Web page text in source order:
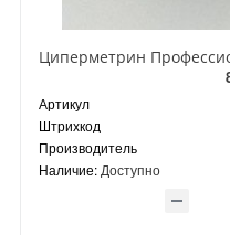
Артикул
Штрихкод
Производитель
Наличие: Доступно